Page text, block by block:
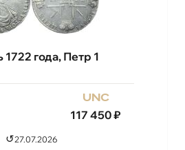
1722 года, Петр 1
unc
117 450₽
↺27.07.2026